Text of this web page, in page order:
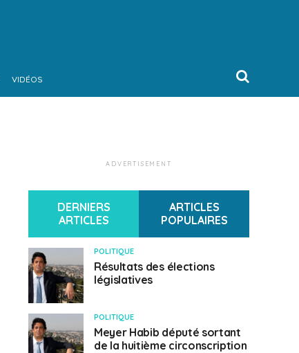
VIDÉOS
ADVERTISEMENT
DERNIERS
ARTICLES
ARTICLES
POPULAIRES
POLITIQUE
Résultats des élections
législatives
POLITIQUE
Meyer Habib député sortant
de la huitième circonscription